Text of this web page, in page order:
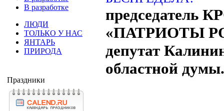
В разработке
ЛЮДИ
ТОЛЬКО У НАС
ЯНТАРЬ
ПРИРОДА
Праздники
председатель
«ПАТРИОТЫ
депутат
областной думы.